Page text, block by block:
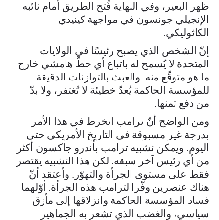
ظهر البعير، وفي النهاية فُتح الطريق أمام نائبه
الإنجيلي جونسون في مواجهة كينيدي
الكاثوليكي.
إنّ الشخص الذي يصبح رئيسًا في الولايات
المتحدة لا يُسمح له باتباع أي خطّ هامشي خارج
ما هو متوقّع منه. والعبث بالتوازنات الدقيقة
للمؤسسة الحاكمة يُعدّ خطيئة لا تُغتفر، ولا بدّ
من دفع ثمنها.
ومن الواضح أنّ ترامب انخرط في هذا الأمر
بدرجة غير مسبوقة في التاريخ الأمريكي حتى
اليوم. ويمكن تشبيه ترامب بأندرو جاكسون أكثر
من أي رئيس آخر سبقه. لكن هذا التشبيه يقتصر
فقط على مستوى الجرأة والتهوّر. وأعتقد أنّ
هناك عنصرين وفّرا لترامب هذه الجرأة. أوّلهما
فساد المؤسسة الحاكمة وانزلاقها إلى مأزق
سياسي، والغضب الذي تشعر به الجماهير